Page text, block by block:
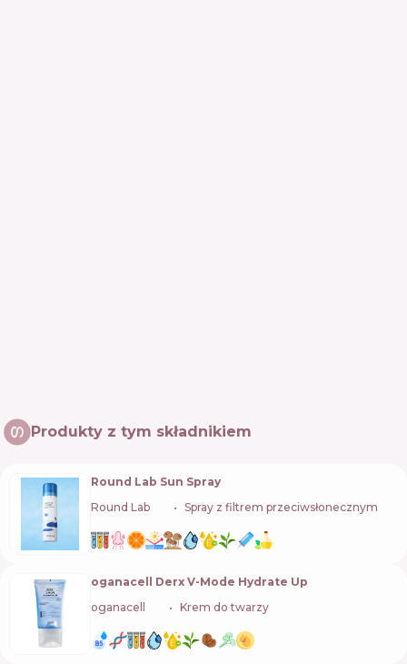
Produkty z tym składnikiem
Round Lab Sun Spray
Round Lab
Spray z filtrem przeciwsłonecznym
oganacell Derx V-Mode Hydrate Up
oganacell
Krem do twarzy